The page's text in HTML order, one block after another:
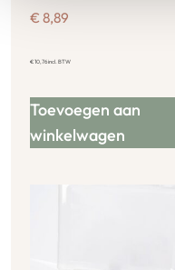
€ 8,89
€10,76incl. BTW
Toevoegen aan
winkelwagen